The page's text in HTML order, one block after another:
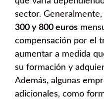
sector.
300 y 800 euros
compensación por el
aumentar a medida
su formación y
Además, algunas
adicionales, como